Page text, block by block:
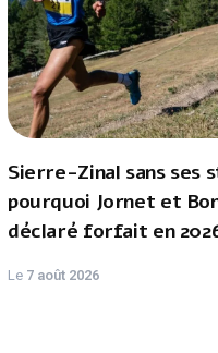
Sierre-Zinal sans ses
pourquoi Jornet et
déclaré forfait en
Le 7 août 2026